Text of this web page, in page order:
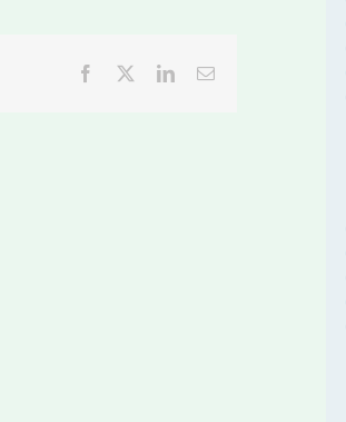
Facebook
TwitterLinkedInEmail